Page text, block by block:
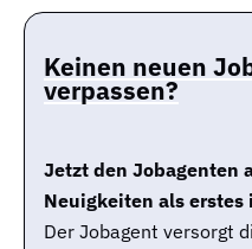
Keinen neuen
verpassen?
Jetzt den Jobagenten
Neuigkeiten als
Der Jobagent versorgt